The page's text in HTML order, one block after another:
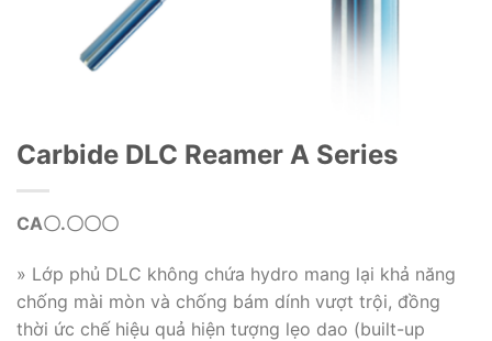
Carbide DLC Reamer A Series
CA〇.〇〇〇
» Lớp phủ DLC không chứa hydro mang lại khả năng
chống mài mòn và chống bám dính vượt trội, đồng
thời ức chế hiệu quả hiện tượng lẹo dao (built-up